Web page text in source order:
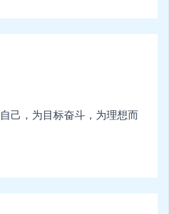
己，为目标奋斗，为理想而